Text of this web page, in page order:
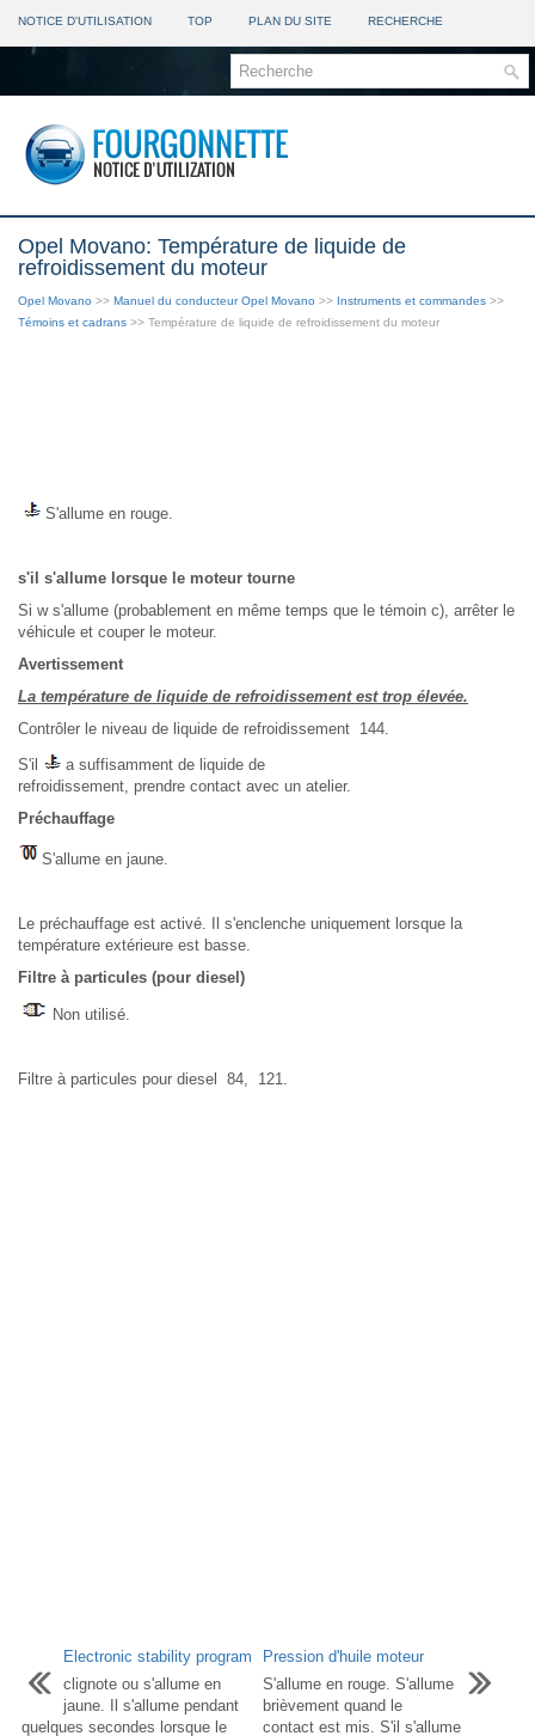
NOTICE D'UTILISATION TOP PLAN DU SITE RECHERCHE
Opel Movano: Température de liquide de
refroidissement du moteur
Opel Movano >> Manuel du conducteur Opel Movano >> Instruments et commandes >>
Témoins et cadrans >> Température de liquide de refroidissement du moteur
S'allume en rouge.
s'il s'allume lorsque le moteur tourne
Si w s'allume (probablement en même temps que le témoin c), arrêter le
véhicule et couper le moteur.
Avertissement
La température de liquide de refroidissement est trop élevée.
Contrôler le niveau de liquide de refroidissement 144.
S'il
a suffisamment de liquide de
refroidissement, prendre contact avec un atelier.
Préchauffage
S'allume en jaune.
Le préchauffage est activé. Il s'enclenche uniquement lorsque la
température extérieure est basse.
Filtre à particules (pour diesel)
Non utilisé.
Filtre à particules pour diesel 84, 121.
Electronic stability program
clignote ou s'allume en
jaune. Il s'allume pendant
quelques secondes lorsque le
Pression d'huile moteur
S'allume en rouge. S'allume
brièvement quand le
contact est mis. S'il s'allume